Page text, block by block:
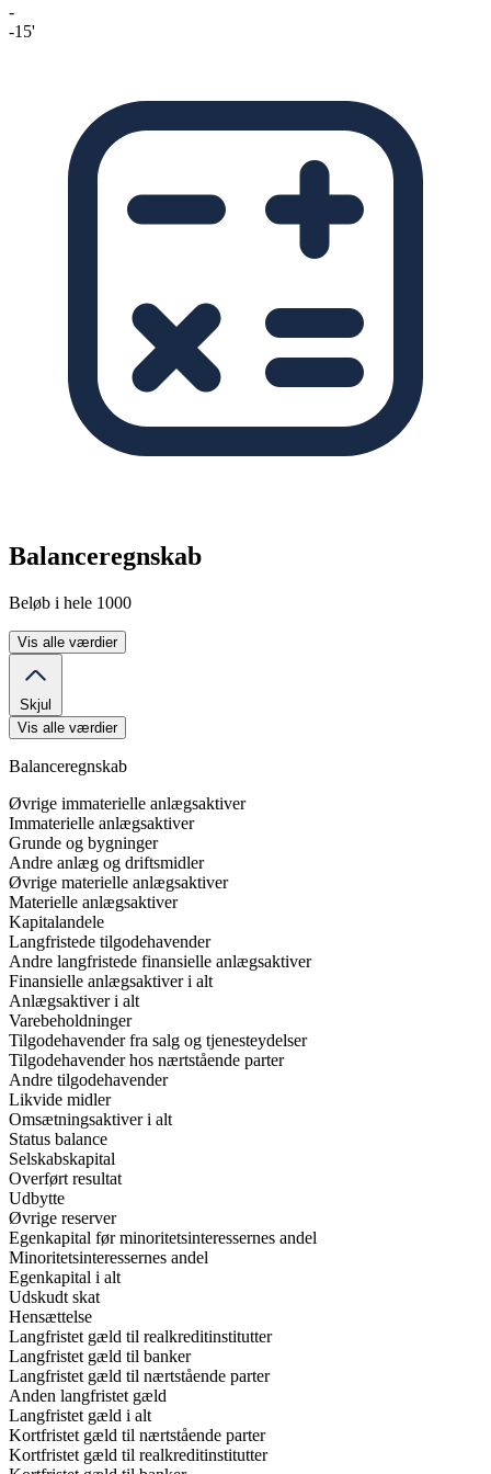
-
-15'
Balanceregnskab
Beløb i hele 1000
Vis alle værdier
Skjul
Vis alle værdier
Balanceregnskab
Øvrige immaterielle anlægsaktiver
Immaterielle anlægsaktiver
Grunde og bygninger
Andre anlæg og driftsmidler
Øvrige materielle anlægsaktiver
Materielle anlægsaktiver
Kapitalandele
Langfristede tilgodehavender
Andre langfristede finansielle anlægsaktiver
Finansielle anlægsaktiver i alt
Anlægsaktiver i alt
Varebeholdninger
Tilgodehavender fra salg og tjenesteydelser
Tilgodehavender hos nærtstående parter
Andre tilgodehavender
Likvide midler
Omsætningsaktiver i alt
Status balance
Selskabskapital
Overført resultat
Udbytte
Øvrige reserver
Egenkapital før minoritetsinteressernes andel
Minoritetsinteressernes andel
Egenkapital i alt
Udskudt skat
Hensættelse
Langfristet gæld til realkreditinstitutter
Langfristet gæld til banker
Langfristet gæld til nærtstående parter
Anden langfristet gæld
Langfristet gæld i alt
Kortfristet gæld til nærtstående parter
Kortfristet gæld til realkreditinstitutter